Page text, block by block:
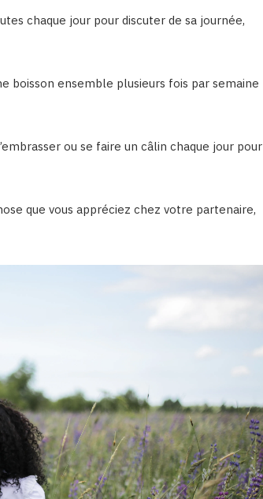
chaque jour pour discuter de sa journée,
boisson ensemble plusieurs fois par semaine
ou se faire un câlin chaque jour pour
que vous appréciez chez votre partenaire,